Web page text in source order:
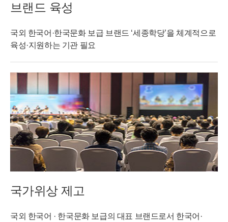
브랜드 육성
국외 한국어·한국문화 보급 브랜드 ‘세종학당’을 체계적으로
육성·지원하는 기관 필요
국가위상 제고
국외 한국어 · 한국문화 보급의 대표 브랜드로서 한국어·